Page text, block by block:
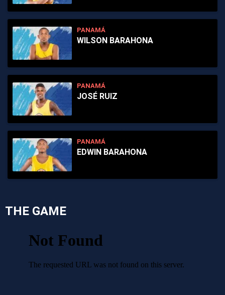
PANAMÁ
WILSON BARAHONA
PANAMÁ
JOSÉ RUIZ
PANAMÁ
EDWIN BARAHONA
THE GAME